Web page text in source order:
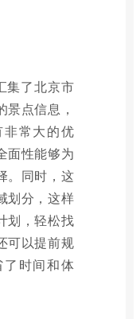
集了北京市
点信息，
常大的优
面性能够为
。同时，这
划分，这样
划，轻松找
可以提前规
时间和体